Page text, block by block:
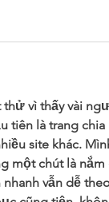
vì thấy vài
tiên là trang
site khác.
một chút là
vẫn dễ